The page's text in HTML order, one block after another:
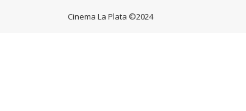
Cinema La Plata ©2024